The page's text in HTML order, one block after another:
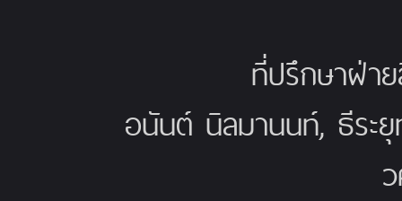
ที่ปรึกษาฝ่า
อนันต์ นิลมานนท์, ธีร